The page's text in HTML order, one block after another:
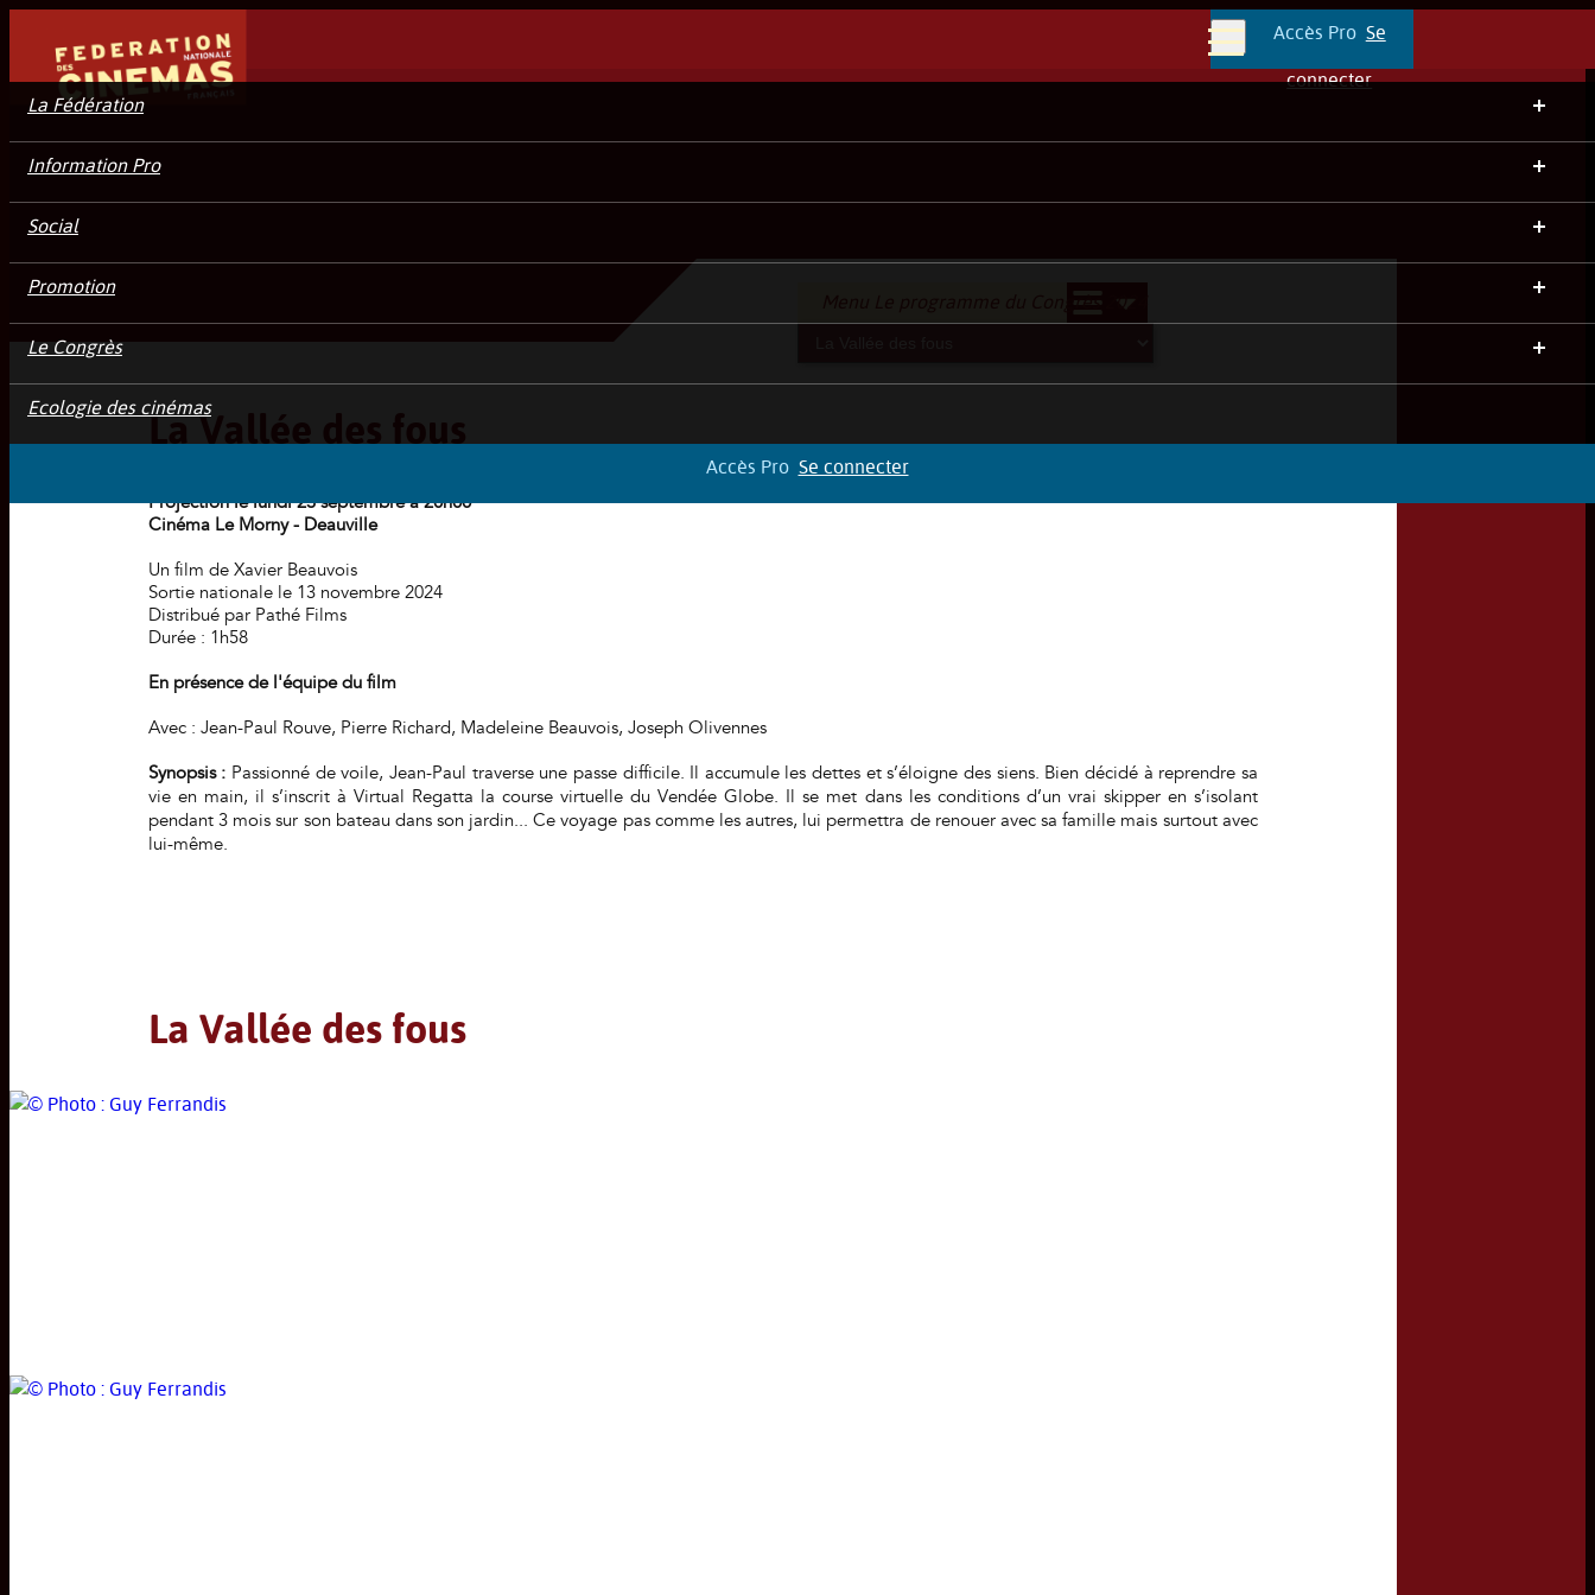
Menu
La Fédération
Information Pro
Social
Promotion
Le Congrès
Ecologie des cinémas
Accès Pro Se connecter
Accès Pro Se
connecter
La Vallée des fous
La Vallée des fous
Projection le lundi 23 septembre à 20h00
Cinéma Le Morny - Deauville
Un film de Xavier Beauvois
Sortie nationale le 13 novembre 2024
Distribué par Pathé Films
Durée : 1h58
En présence de l'équipe du film
Avec : Jean-Paul Rouve, Pierre Richard, Madeleine Beauvois, Joseph Olivennes
Synopsis : Passionné de voile, Jean-Paul traverse une passe difficile. Il accumule les dettes et s’éloigne des siens. Bien décidé à reprendre sa
vie en main, il s’inscrit à Virtual Regatta la course virtuelle du Vendée Globe. Il se met dans les conditions d’un vrai skipper en s’isolant
pendant 3 mois sur son bateau dans son jardin... Ce voyage pas comme les autres, lui permettra de renouer avec sa famille mais surtout avec
lui-­même.
La Vallée des fous